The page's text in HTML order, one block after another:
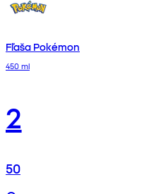
Fľaša Pokémon
450 ml
2
50